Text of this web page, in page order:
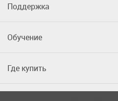
Поддержка
Обучение
Где купить